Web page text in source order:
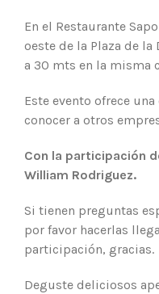
En el Restaurante
oeste de la Plaza de
a 30 mts en la misma
Este evento ofrece
conocer a otros
Con la participación
William Rodriguez.
Si tienen preguntas
por favor hacerlas
participación, gracias.
Deguste deliciosos